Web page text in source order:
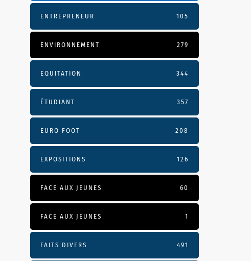
ENTREPRENEUR 105
ENVIRONNEMENT 279
EQUITATION 344
ÉTUDIANT 357
EURO FOOT 208
EXPOSITIONS 126
FACE AUX JEUNES 60
FACE AUX JEUNES 1
FAITS DIVERS 491